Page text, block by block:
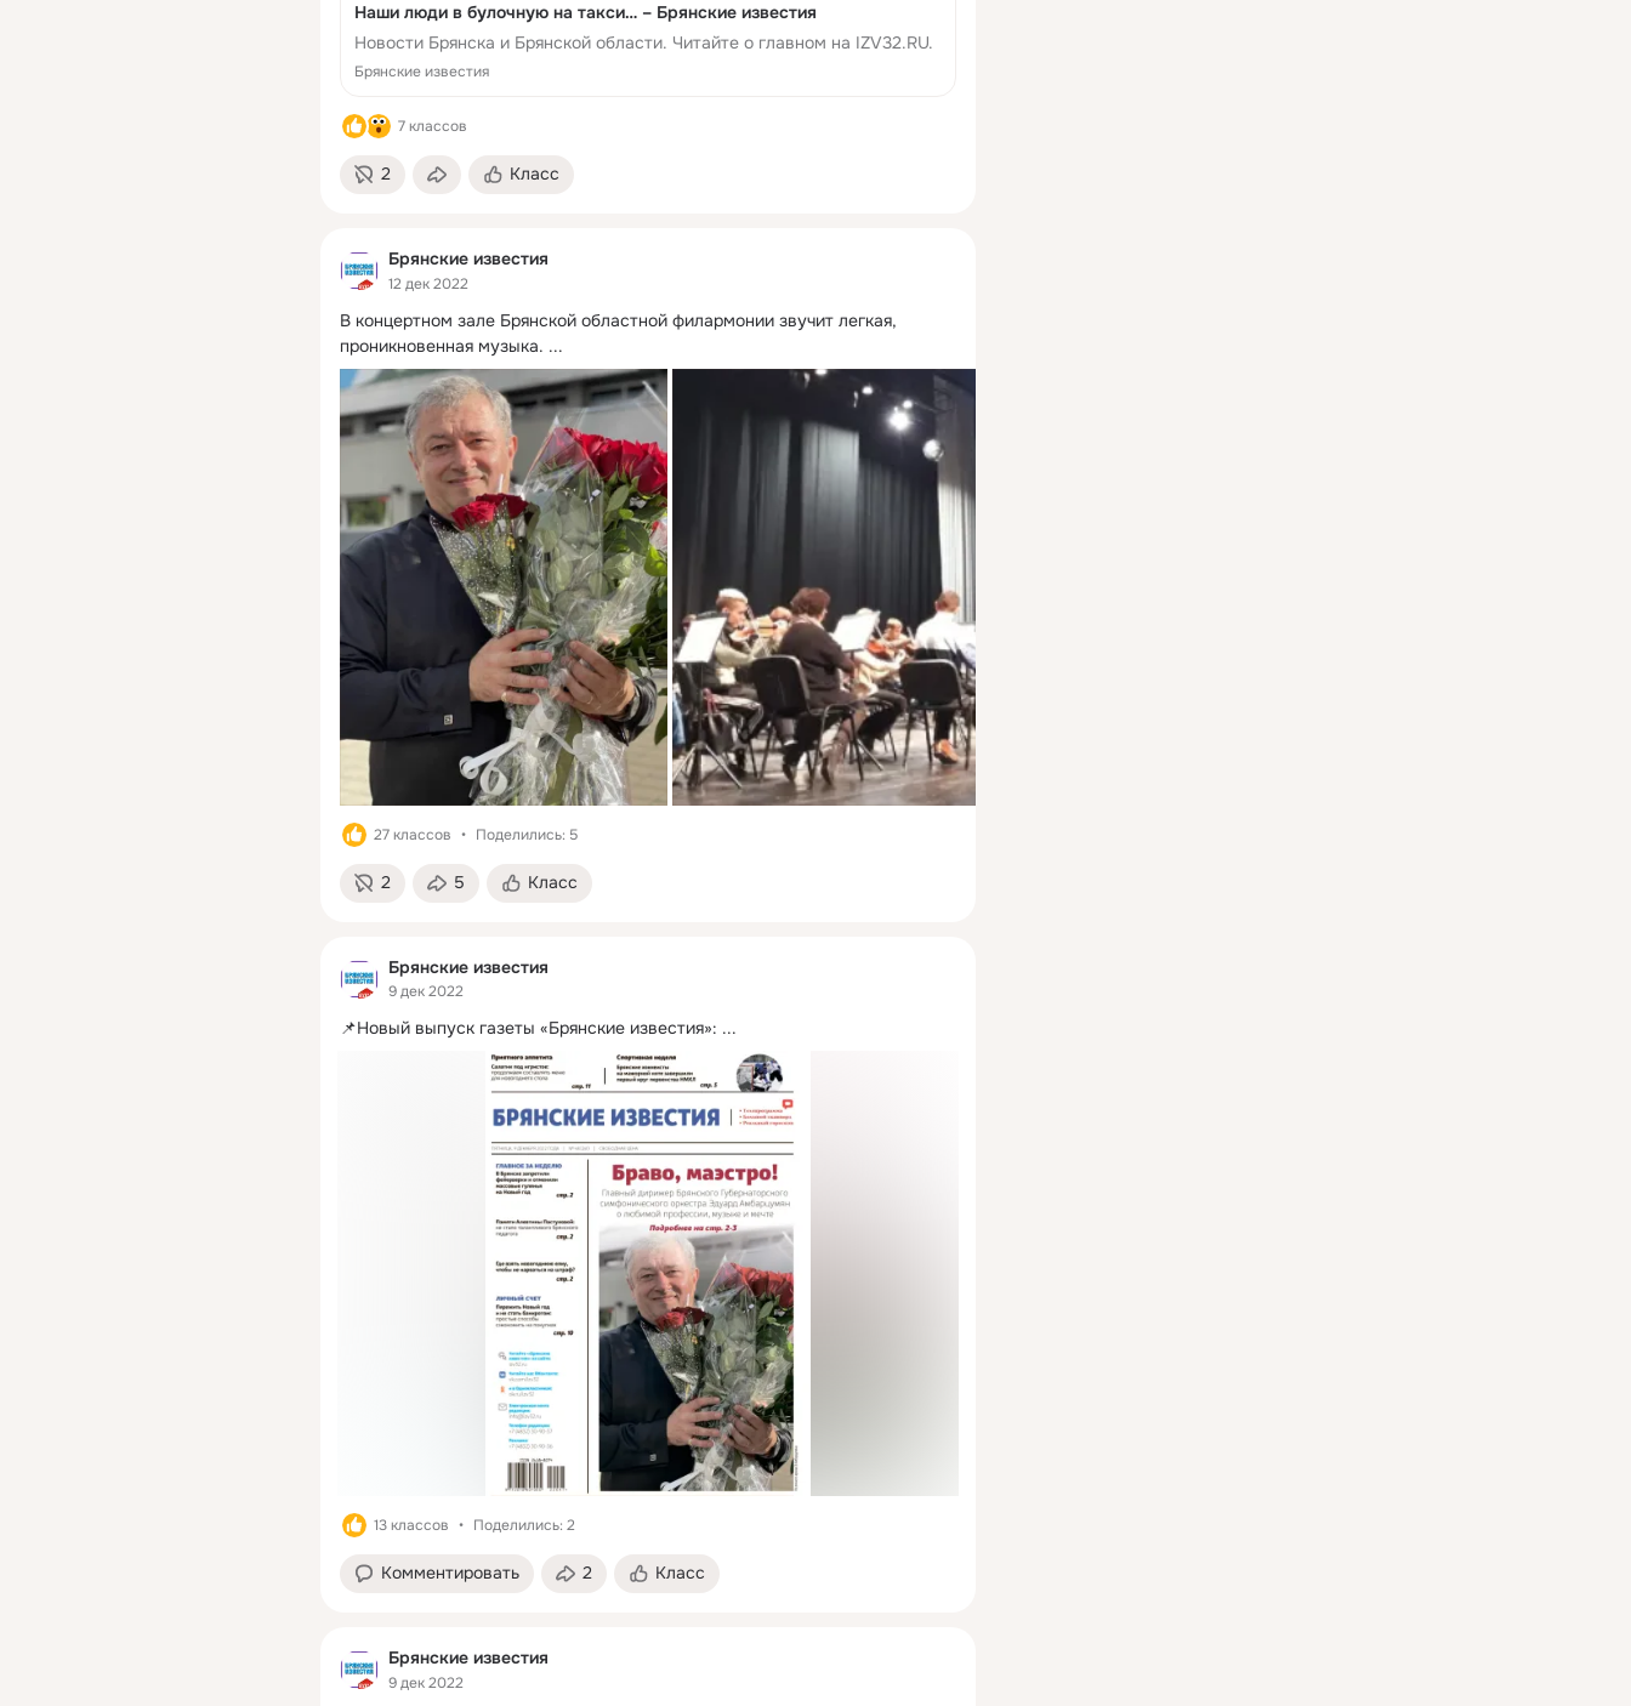
Наши люди в булочную на такси… – Брянские известия
Новости Брянска и Брянской области. Читайте о главном на IZV32.RU.
Брянские известия
7 классов
2 Класс
Брянские известия
12 дек 2022
В концертном зале Брянской областной филармонии звучит легкая,
проникновенная музыка. ...
27 классов Поделились: 5
2 5 Класс
Брянские известия
9 дек 2022
📌Новый выпуск газеты «Брянские известия»: ...
13 классов Поделились: 2
Комментировать 2 Класс
Брянские известия
9 дек 2022